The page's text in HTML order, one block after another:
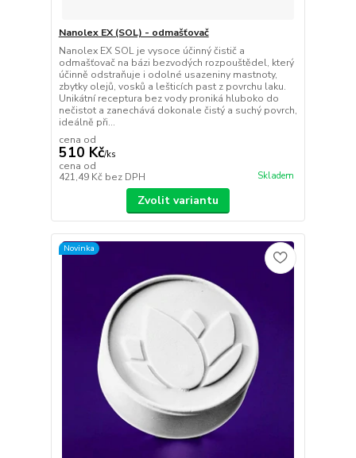
Nanolex EX (SOL) - odmašťovač
Nanolex EX SOL je vysoce účinný čistič a
odmašťovač na bázi bezvodých rozpouštědel, který
účinně odstraňuje i odolné usazeniny mastnoty,
zbytky olejů, vosků a lešticích past z povrchu laku.
Unikátní receptura bez vody proniká hluboko do
nečistot a zanechává dokonale čistý a suchý povrch,
ideálně při...
cena od
510 Kč/ks
cena od
421,49 Kč bez DPH Skladem
Zvolit variantu
Novinka